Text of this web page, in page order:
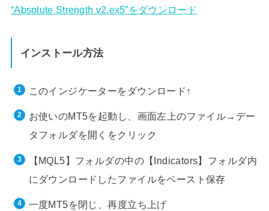
“Absolute Strength v2.ex5”をダウンロード
インストール方法
このインジケーターをダウンロード↑
お使いのMT5を起動し、画面左上のファイル→デー
タフォルダを開くをクリック
【MQL5】フォルダの中の【Indicators】フォルダ内
にダウンロードしたファイルをペースト保存
一度MT5を閉じ、再度立ち上げ